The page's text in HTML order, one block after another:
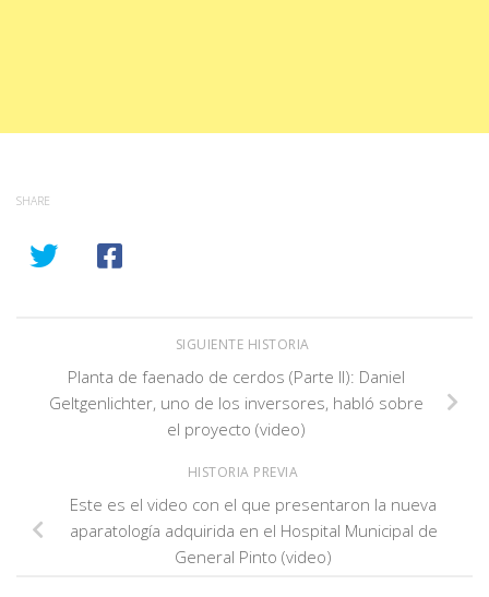
SHARE
SIGUIENTE HISTORIA
Planta de faenado de cerdos (Parte II): Daniel
Geltgenlichter, uno de los inversores, habló sobre
el proyecto (video)
HISTORIA PREVIA
Este es el video con el que presentaron la nueva
aparatología adquirida en el Hospital Municipal de
General Pinto (video)